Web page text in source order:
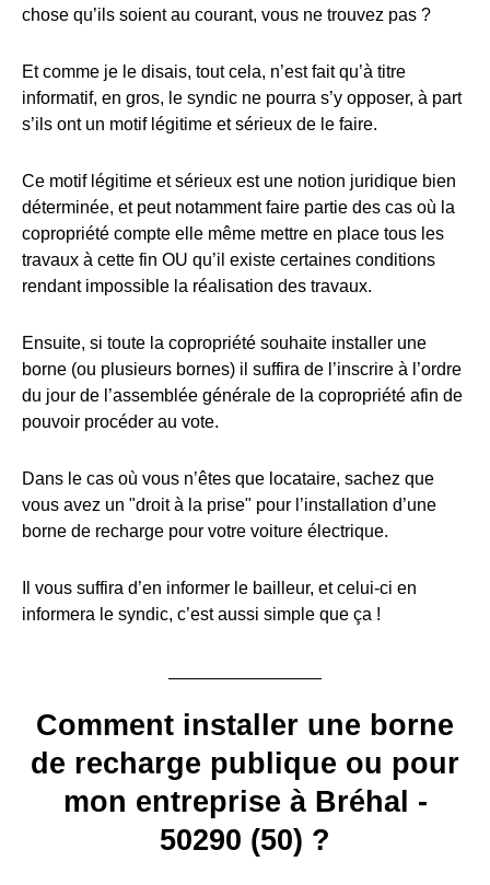
chose qu’ils soient au courant, vous ne trouvez pas ?
Et comme je le disais, tout cela, n’est fait qu’à titre
informatif, en gros, le syndic ne pourra s’y opposer, à part
s’ils ont un motif légitime et sérieux de le faire.
Ce motif légitime et sérieux est une notion juridique bien
déterminée, et peut notamment faire partie des cas où la
copropriété compte elle même mettre en place tous les
travaux à cette fin OU qu’il existe certaines conditions
rendant impossible la réalisation des travaux.
Ensuite, si toute la copropriété souhaite installer une
borne (ou plusieurs bornes) il suffira de l’inscrire à l’ordre
du jour de l’assemblée générale de la copropriété afin de
pouvoir procéder au vote.
Dans le cas où vous n’êtes que locataire, sachez que
vous avez un "droit à la prise" pour l’installation d’une
borne de recharge pour votre voiture électrique.
Il vous suffira d’en informer le bailleur, et celui-ci en
informera le syndic, c’est aussi simple que ça !
Comment installer une borne
de recharge publique ou pour
mon entreprise à Bréhal -
50290 (50) ?